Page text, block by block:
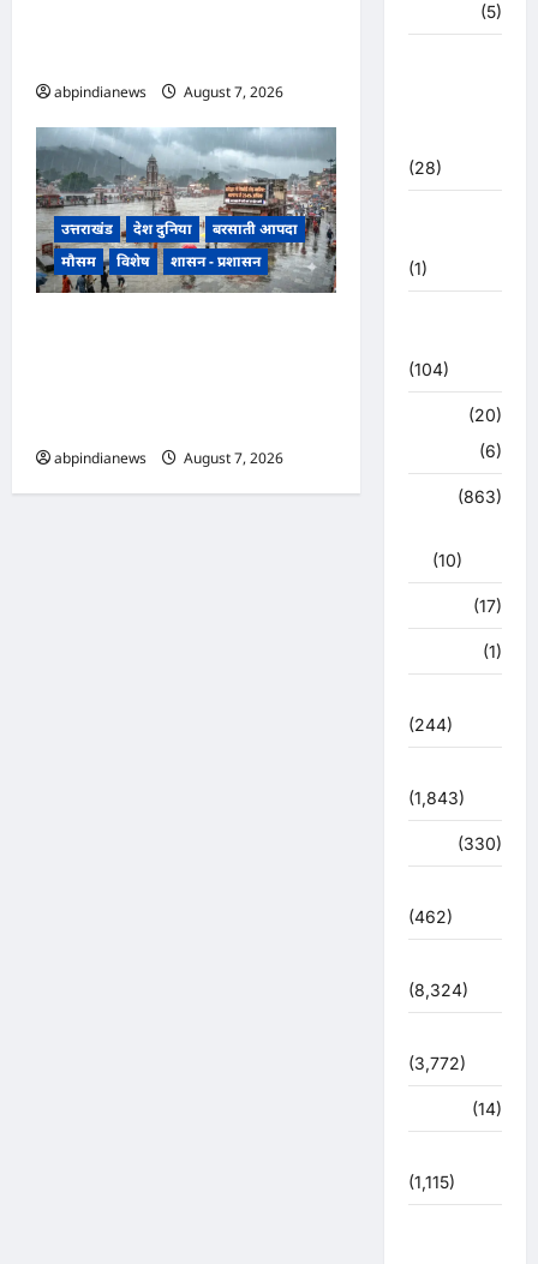
abpindianews August 7, 2026
उत्तराखंड देश दुनिया
बरसाती आपदा
मौसम
विशेष शासन - प्रशासन
abpindianews August 7, 2026
(5)
(28)
(1)
(104)
(20)
(6)
(863)
(10)
(17)
(1)
(244)
(1,843)
(330)
(462)
(8,324)
(3,772)
(14)
(1,115)